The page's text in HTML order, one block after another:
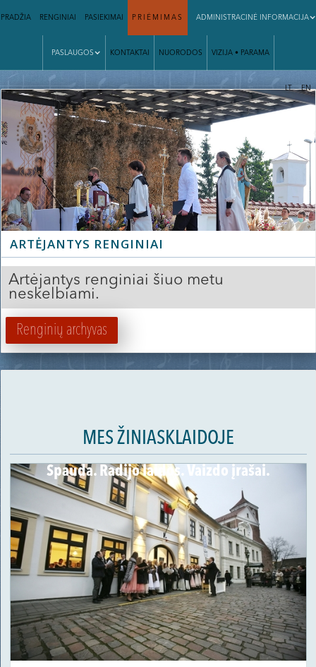
PRADŽIA RENGINIAI PASIEKIMAI PRIĖMIMAS ADMINISTRACINĖ INFORMACIJA
PASLAUGOS KONTAKTAI NUORODOS VIZIJA • PARAMA
| LT EN
ARTĖJANTYS RENGINIAI
Artėjantys renginiai šiuo metu
neskelbiami.
Renginių archyvas
MES ŽINIASKLAIDOJE
Spauda. Radijo laidos. Vaizdo įrašai.